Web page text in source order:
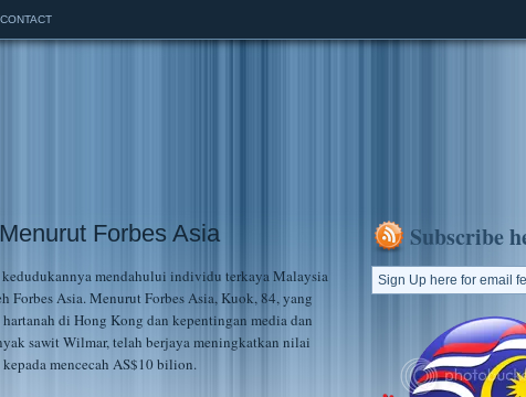
CONTACT
Forbes Asia
kedudukannya mendahului individu terkaya Malaysia
Forbes Asia. Menurut Forbes Asia, Kuok, 84, yang
di Hong Kong dan kepentingan media dan
sawit Wilmar, telah berjaya meningkatkan nilai
mencecah AS$10 bilion.
Subscribe